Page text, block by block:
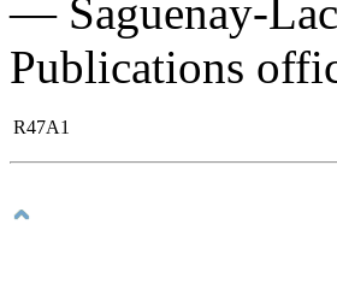
— Saguenay-
Publications
R47A1